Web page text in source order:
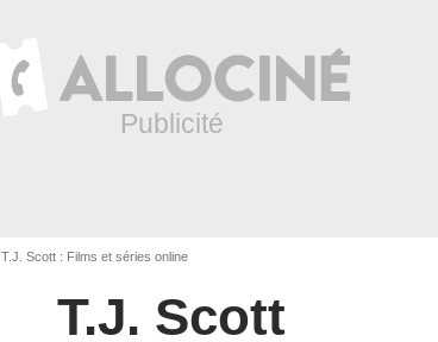
T.J. Scott : Films et séries online
T.J. Scott